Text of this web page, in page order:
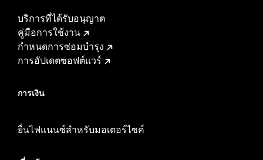
บริการที่ได้รับอนุญาต
คู่มือการใช้งาน
กำหนดการซ่อมบำรุง
การอัปเดตซอฟต์แวร์
การเงิน
ยื่นไฟแนนซ์สำหรับมอเตอร์ไซค์